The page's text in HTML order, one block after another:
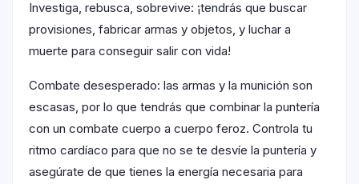
Investiga, rebusca, sobrevive: ¡tendrás que buscar
provisiones, fabricar armas y objetos, y luchar a
muerte para conseguir salir con vida!
Combate desesperado: las armas y la munición son
escasas, por lo que tendrás que combinar la puntería
con un combate cuerpo a cuerpo feroz. Controla tu
ritmo cardíaco para que no se te desvíe la puntería y
asegúrate de que tienes la energía necesaria para